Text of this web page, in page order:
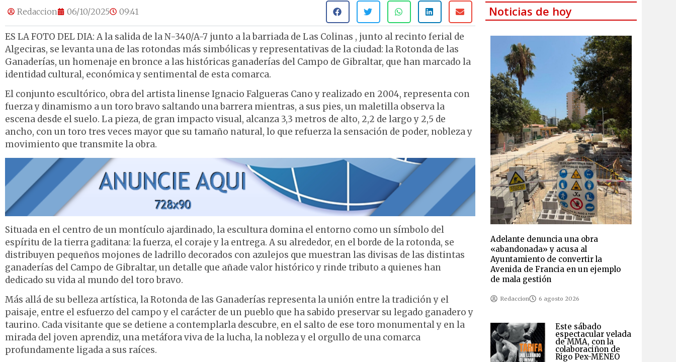
Redaccion 06/10/2025 09:41
ES LA FOTO DEL DIA: A la salida de la N-340/A-7 junto a la barriada de Las Colinas , junto al recinto ferial de
Algeciras, se levanta una de las rotondas más simbólicas y representativas de la ciudad: la Rotonda de las
Ganaderías, un homenaje en bronce a las históricas ganaderías del Campo de Gibraltar, que han marcado la
identidad cultural, económica y sentimental de esta comarca.
El conjunto escultórico, obra del artista linense Ignacio Falgueras Cano y realizado en 2004, representa con
fuerza y dinamismo a un toro bravo saltando una barrera mientras, a sus pies, un maletilla observa la
escena desde el suelo. La pieza, de gran impacto visual, alcanza 3,3 metros de alto, 2,2 de largo y 2,5 de
ancho, con un toro tres veces mayor que su tamaño natural, lo que refuerza la sensación de poder, nobleza y
movimiento que transmite la obra.
Situada en el centro de un montículo ajardinado, la escultura domina el entorno como un símbolo del
espíritu de la tierra gaditana: la fuerza, el coraje y la entrega. A su alrededor, en el borde de la rotonda, se
distribuyen pequeños mojones de ladrillo decorados con azulejos que muestran las divisas de las distintas
ganaderías del Campo de Gibraltar, un detalle que añade valor histórico y rinde tributo a quienes han
dedicado su vida al mundo del toro bravo.
Más allá de su belleza artística, la Rotonda de las Ganaderías representa la unión entre la tradición y el
paisaje, entre el esfuerzo del campo y el carácter de un pueblo que ha sabido preservar su legado ganadero y
taurino. Cada visitante que se detiene a contemplarla descubre, en el salto de ese toro monumental y en la
mirada del joven aprendiz, una metáfora viva de la lucha, la nobleza y el orgullo de una comarca
profundamente ligada a sus raíces.
Noticias de hoy
Adelante denuncia una obra
«abandonada» y acusa al
Ayuntamiento de convertir la
Avenida de Francia en un ejemplo
de mala gestión
Redaccion 6 agosto 2026
Este sábado
espectacular velada
de MMA, con la
colaboraciñon de
Rigo Pex-MENEO